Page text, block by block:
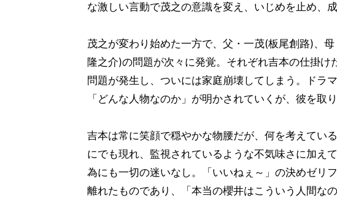
な激しい言動で茂之の意識を変え、いじめを止め、
茂之が変わり始めた一方で、父・一茂(板尾創路)、
隆之介)の問題が次々に発覚。それぞれ吉本の仕掛
問題が発生し、ついには家庭崩壊してしまう。ドラ
「どんな人物なのか」が明かされていくが、彼を取
吉本は常に笑顔で穏やかな物腰だが、何を考えてい
にでも現れ、監視されているような不気味さに加え
為にも一切の迷いなし。「いいねぇ～」の決めゼリ
離れたものであり、「本当の櫻井はこういう人間な